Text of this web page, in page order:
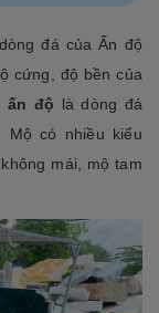
đá của Ấn độ
cứng, độ bền của
ấn độ là dòng đá
Mộ có nhiều kiểu
mái, mộ tam